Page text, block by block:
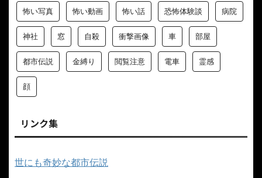
怖い写真 怖い動画 怖い話 恐怖体験談 病院
神社 窓 自殺 衝撃画像 車 部屋
都市伝説 金縛り 閲覧注意 電車 霊感
顔
リンク集
世にも奇妙な都市伝説